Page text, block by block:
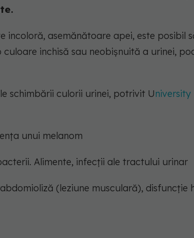
incoloră, asemănătoare apei, este posibil
inchisă sau neobișnuită a urinei,
schimbării culorii urinei, potrivit University
unui melanom
Alimente, infecții ale tractului urinar
(leziune musculară), disfuncție